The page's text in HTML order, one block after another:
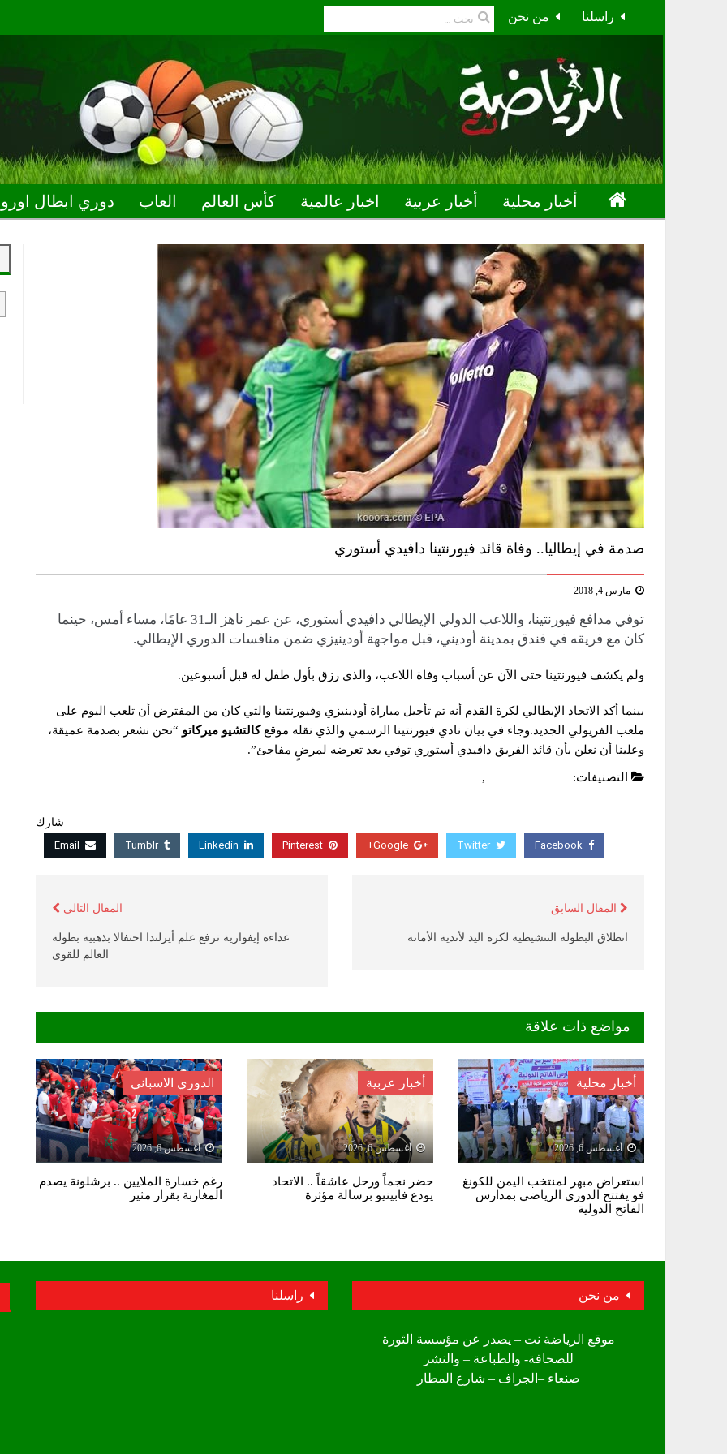
من نحن راسلنا
أخبار محلية أخبار عربية اخبار عالمية كأس العالم العاب دوري ابطال
صدمة في إيطاليا.. وفاة قائد فيورنتينا دافيدي أستوري
مارس 4, 2018
توفي مدافع فيورنتينا، واللاعب الدولي الإيطالي دافيدي أستوري، عن عمر ناهز الـ31 عامًا، مساء أمس، حينما
كان مع فريقه في فندق بمدينة أوديني، قبل مواجهة أودينيزي ضمن منافسات الدوري الإيطالي.
ولم يكشف فيورنتينا حتى الآن عن أسباب وفاة اللاعب، والذي رزق بأول طفل له قبل أسبوعين.
بينما أكد الاتحاد الإيطالي لكرة القدم أنه تم تأجيل مباراة أودينيزي وفيورنتينا والتي كان من المفترض أن تلعب اليوم على
ملعب الفريولي الجديد.وجاء في بيان نادي فيورنتينا الرسمي والذي نقله موقعكالتشيو ميركاتو “نحن نشعر بصدمة عميقة،
وعلينا أن نعلن بأن قائد الفريق دافيدي أستوري توفي بعد تعرضه لمرضٍ مفاجئ”.
التصنيفات: ,
شارك
Facebook
Twitter
Google+
Pinterest
Linkedin
Tumblr
Email
المقال السابق
انطلاق البطولة التنشيطية لكرة اليد لأندية الأمانة
المقال التالي
عداءة إيفوارية ترفع علم أيرلندا احتفالا بذهبية بطولة
العالم للقوى
مواضع ذات علاقة
أخبار محلية
أغسطس 6, 2026
استعراض مبهر لمنتخب اليمن للكونغ
فو يفتتح الدوري الرياضي بمدارس
الفاتح الدولية
أخبار عربية
أغسطس 6, 2026
حضر نجماً ورحل عاشقاً .. الاتحاد
يودع فابينيو برسالة مؤثرة
الدوري الاسباني
أغسطس 6, 2026
رغم خسارة الملايين .. برشلونة يصدم
المغاربة بقرار مثير
من نحن
موقع الرياضة نت – يصدر عن مؤسسة الثورة
للصحافة- والطباعة – والنشر
صنعاء –الجراف – شارع المطار
راسلنا